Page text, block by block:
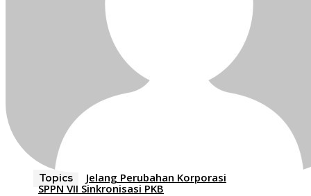
Topics
Jelang Perubahan Korporasi
SPPN VII Sinkronisasi PKB